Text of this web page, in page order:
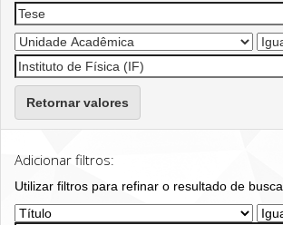
Retornar valores
Adicionar filtros:
Utilizar filtros para refinar o resultado de busca.